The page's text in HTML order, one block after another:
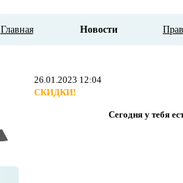
Главная Новости
26.01.2023 12:04
СКИДКИ!
Сегодня у тебя